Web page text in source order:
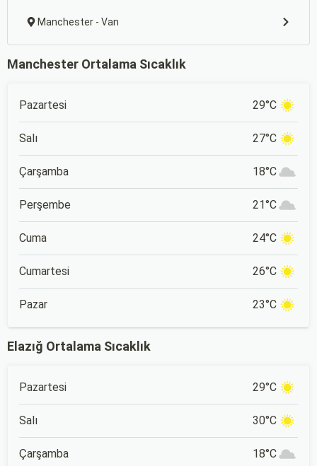
Manchester - Van
Manchester Ortalama Sıcaklık
Pazartesi 29°C
Salı 27°C
Çarşamba 18°C
Perşembe 21°C
Cuma 24°C
Cumartesi 26°C
Pazar 23°C
Elazığ Ortalama Sıcaklık
Pazartesi 29°C
Salı 30°C
Çarşamba 18°C